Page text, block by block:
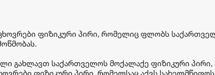
ფიზიკური პირი, რომელიც ფლობს
გახლავთ საქართველოს მოქალაქე ფიზიკური პირი,
ფიზიკური პირი, რომელსაც აქვს